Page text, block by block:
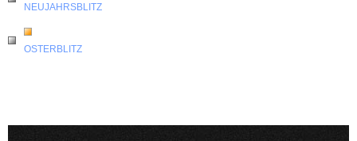
NEUJAHRSBLITZ
OSTERBLITZ